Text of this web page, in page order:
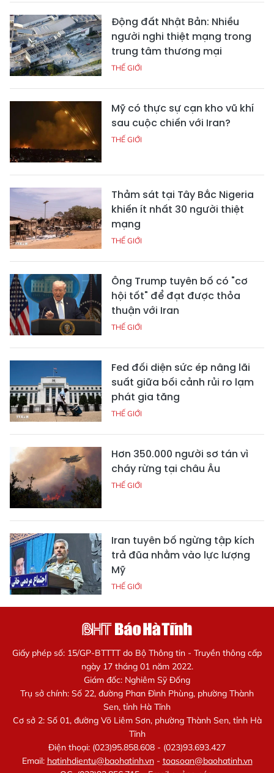
Động đất Nhật Bản: Nhiều
người nghi thiệt mạng trong
trung tâm thương mại
THẾ GIỚI
Mỹ có thực sự cạn kho vũ khí
sau cuộc chiến với Iran?
THẾ GIỚI
Thảm sát tại Tây Bắc Nigeria
khiến ít nhất 30 người thiệt
mạng
THẾ GIỚI
Ông Trump tuyên bố có "cơ
hội tốt" để đạt được thỏa
thuận với Iran
THẾ GIỚI
Fed đối diện sức ép nâng lãi
suất giữa bối cảnh rủi ro lạm
phát gia tăng
THẾ GIỚI
Hơn 350.000 người sơ tán vì
cháy rừng tại châu Âu
THẾ GIỚI
Iran tuyên bố ngừng tập kích
trả đũa nhằm vào lực lượng
Mỹ
THẾ GIỚI
Giấy phép số: 15/GP-BTTTT do Bộ Thông tin - Truyền thông cấp
ngày 17 tháng 01 năm 2022.
Giám đốc: Nghiêm Sỹ Đống
Trụ sở chính: Số 22, đường Phan Đình Phùng, phường Thành
Sen, tỉnh Hà Tĩnh
Cơ sở 2: Số 01, đường Võ Liêm Sơn, phường Thành Sen, tỉnh Hà
Tĩnh
Điện thoại: (023)95.858.608 - (023)93.693.427
Email: hatinhdientu@baohatinh.vn- toasoan@baohatinh.vn